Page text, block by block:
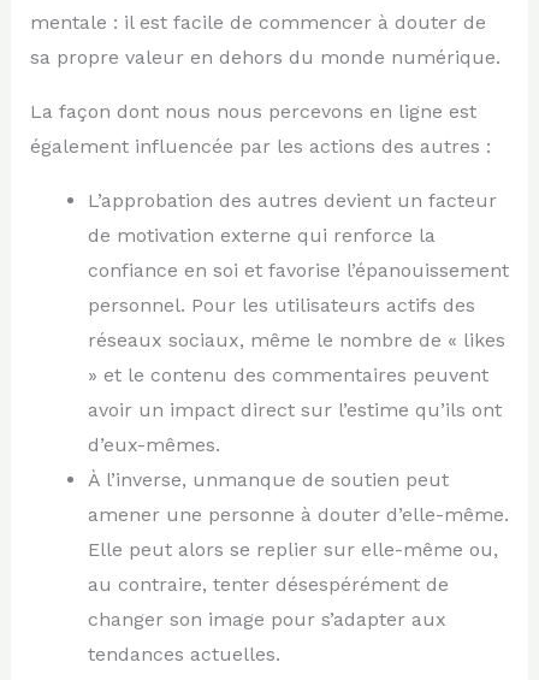
mentale : il est facile de commencer à douter de
sa propre valeur en dehors du monde numérique.
La façon dont nous nous percevons en ligne est
également influencée par les actions des autres :
L’approbation des autres devient un facteur
de motivation externe qui renforce la
confiance en soi et favorise l’épanouissement
personnel. Pour les utilisateurs actifs des
réseaux sociaux, même le nombre de « likes
» et le contenu des commentaires peuvent
avoir un impact direct sur l’estime qu’ils ont
d’eux-mêmes.
À l’inverse, unmanque de soutien peut
amener une personne à douter d’elle-même.
Elle peut alors se replier sur elle-même ou,
au contraire, tenter désespérément de
changer son image pour s’adapter aux
tendances actuelles.